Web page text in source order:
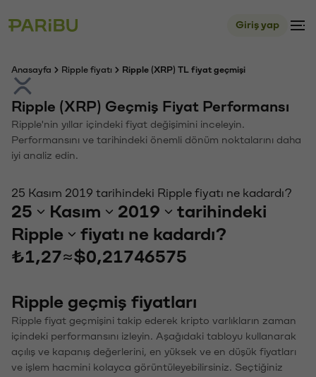
Giriş yap
Anasayfa Ripple fiyatı Ripple (XRP) TL fiyat geçmişi
Ripple (XRP) Geçmiş Fiyat Performansı
Ripple'nin yıllar içindeki fiyat değişimini inceleyin.
Performansını ve tarihindeki önemli dönüm noktalarını daha
iyi analiz edin.
25 Kasım 2019 tarihindeki Ripple fiyatı ne kadardı?
25 Kasım 2019
tarihindeki
Ripple
fiyatı ne kadardı?
₺1,27≈$0,21746575
Ripple geçmiş fiyatları
Ripple fiyat geçmişini takip ederek kripto varlıkların zaman
içindeki performansını izleyin. Aşağıdaki tabloyu kullanarak
açılış ve kapanış değerlerini, en yüksek ve en düşük fiyatları
ve işlem hacmini kolayca görüntüleyebilirsiniz. Seçtiğiniz